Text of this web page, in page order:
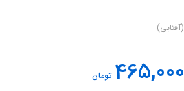
465,000 تومان